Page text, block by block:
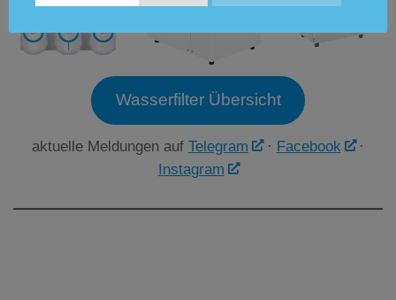
Wasserfilter Übersicht
aktuelle Meldungen auf Telegram · Facebook
·
Instagram